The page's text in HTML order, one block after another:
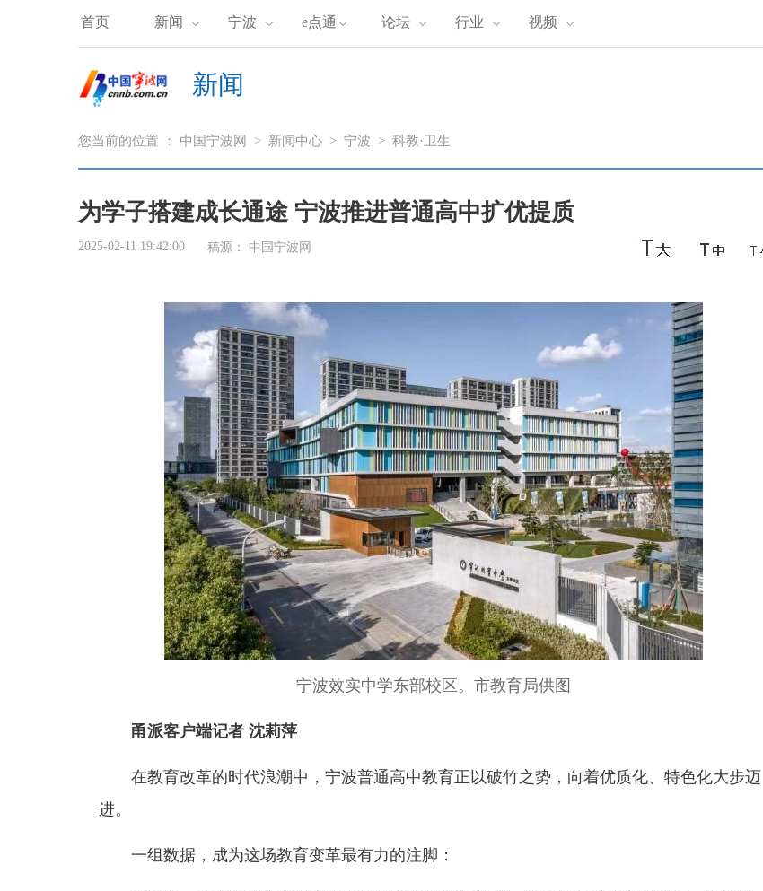
首页 新闻 宁波 e点通 论坛 行业 视频
新闻
您当前的位置 ： 中国宁波网 > 新闻中心 > 宁波 > 科教·卫生
为学子搭建成长通途 宁波推进普通高中扩优提质
2025-02-11 19:42:00 稿源： 中国宁波网
宁波效实中学东部校区。市教育局供图
甬派客户端记者 沈莉萍
在教育改革的时代浪潮中，宁波普通高中教育正以破竹之势，向着优质化、特色化大步迈
进。
一组数据，成为这场教育变革最有力的注脚：